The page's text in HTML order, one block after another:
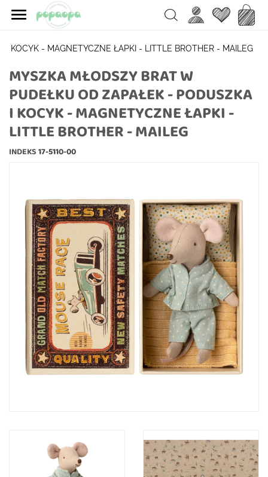
 Search Ulubione
KOCYK - MAGNETYCZNE ŁAPKI - LITTLE BROTHER - MAILEG
MYSZKA MŁODSZY BRAT W
PUDEŁKU OD ZAPAŁEK - PODUSZKA
I KOCYK - MAGNETYCZNE ŁAPKI -
LITTLE BROTHER - MAILEG
INDEKS 17-5110-00